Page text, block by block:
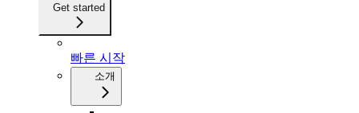
Get started
빠른 시작
소개